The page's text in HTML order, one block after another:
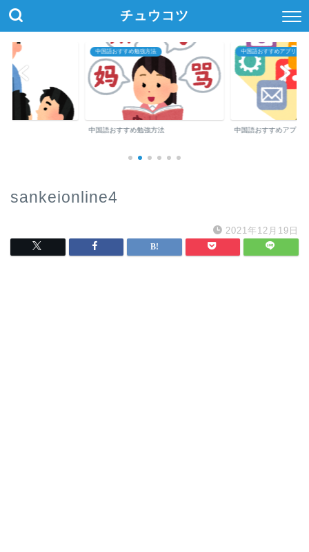
チュウコツ
中国語おすすめ勉強方法
中国語おすすめ勉強方法
中国語おすすめアプリ・参
中国語おすすめアプリ
sankeionline4
2021年12月19日